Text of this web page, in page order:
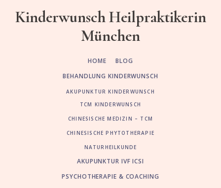
Fußzeile
Kinderwunsch Heilpraktikerin
München
HOME
BLOG
BEHANDLUNG KINDERWUNSCH
AKUPUNKTUR KINDERWUNSCH
TCM KINDERWUNSCH
CHINESISCHE MEDIZIN – TCM
CHINESISCHE PHYTOTHERAPIE
NATURHEILKUNDE
AKUPUNKTUR IVF ICSI
PSYCHOTHERAPIE & COACHING